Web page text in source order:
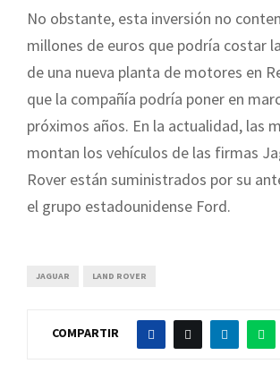
No obstante, esta inversión no
millones de euros que podría costar
de una nueva planta de motores en
que la compañía podría poner en
próximos años. En la actualidad, las
montan los vehículos de las firmas
Rover están suministrados por su
el grupo estadounidense Ford.
JAGUAR LAND ROVER
COMPARTIR